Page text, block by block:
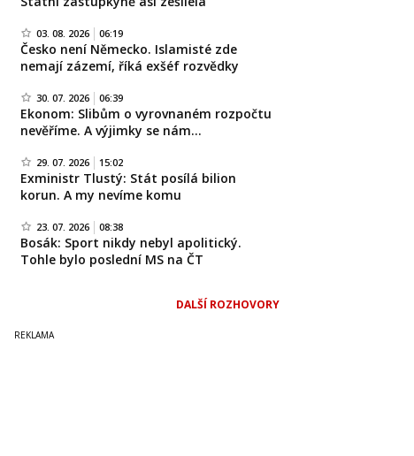
03. 08. 2026 06:19
Česko není Německo. Islamisté zde
nemají zázemí, říká exšéf rozvědky
30. 07. 2026 06:39
Ekonom: Slibům o vyrovnaném rozpočtu
nevěříme. A výjimky se nám…
29. 07. 2026 15:02
Exministr Tlustý: Stát posílá bilion
korun. A my nevíme komu
23. 07. 2026 08:38
Bosák: Sport nikdy nebyl apolitický.
Tohle bylo poslední MS na ČT
DALŠÍ ROZHOVORY